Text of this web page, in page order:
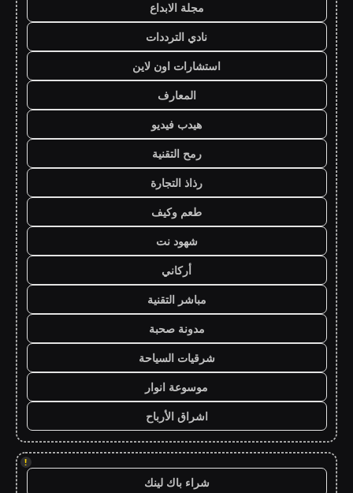
مجلة الابداع
نادي الترددات
استشارات اون لاين
المعارف
هيدب فيديو
رمح التقنية
رذاذ التجارة
طعم وكيف
شهود نت
أركاني
مباشر التقنية
مدونة صحبة
شرقيات السياحة
موسوعة انوار
اشراق الأرباح
!
شراء باك لينك